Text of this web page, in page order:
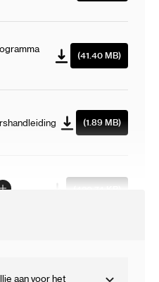
(41.40 MB)
(1.89 MB)
aan voor het